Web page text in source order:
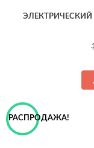
ЭЛЕКТРИЧЕСКИЙ
РАСПРОДАЖА!